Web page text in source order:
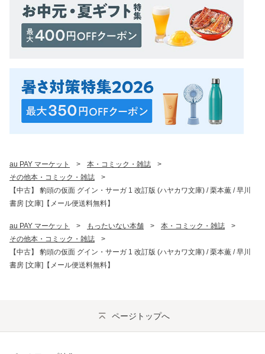
au PAY マーケット > 本・コミック・雑誌
>
その他本・コミック・雑誌
>
【中古】 豹頭の仮面 グイン・サーガ 1 改訂版 (ハヤカワ文庫) / 栗本薫 / 早川
書房 [文庫]【メール便送料無料】
au PAY マーケット > もったいない本舗 > 本・コミック・雑誌
>
その他本・コミック・雑誌
>
【中古】 豹頭の仮面 グイン・サーガ 1 改訂版 (ハヤカワ文庫) / 栗本薫 / 早川
書房 [文庫]【メール便送料無料】
ページトップへ